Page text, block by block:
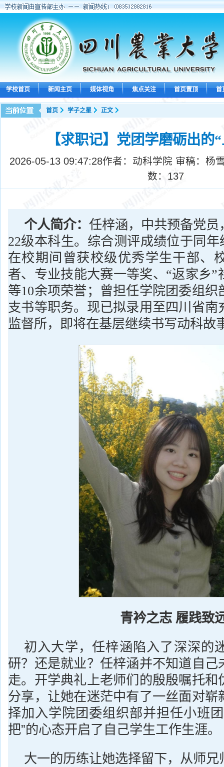
学校首页 新闻主页 媒体视角 焦点关注 首页置顶 首
首页 学子之星 正文
【求职记】党团学磨砺出的
2026-05-13 09:47:28作者：动科学院 审稿：杨
数： 137
个人简介： 任梓涵，中共预备党员
22级本科生。综合测评成绩位于同年
在校期间曾获校级优秀学生干部、
者、专业技能大赛一等奖、“返家乡”
等10余项荣誉；曾担任学院团委组织
支书等职务。现已拟录用至四川省南
监督所，即将在基层继续书写动科故
青衿之志 履践致
初入大学，任梓涵陷入了深深的
研？还是就业？任梓涵并不知道自己
走。开学典礼上老师们的殷殷嘱托和
分享，让她在迷茫中有了一丝面对崭
择加入学院团委组织部并担任小班
把”的心态开启了自己学生工作生涯。
大一的历练让她选择留下，从师